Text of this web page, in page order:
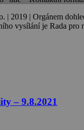
| 2019 | Orgánem
vysílání je Rada pro
– 9.8.2021